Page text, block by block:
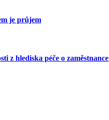
je průjem
z hlediska péče o zaměstnance